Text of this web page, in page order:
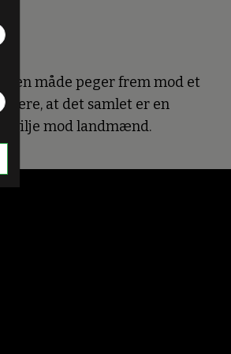
måde peger frem mod et
at det samlet er en
mod landmænd.